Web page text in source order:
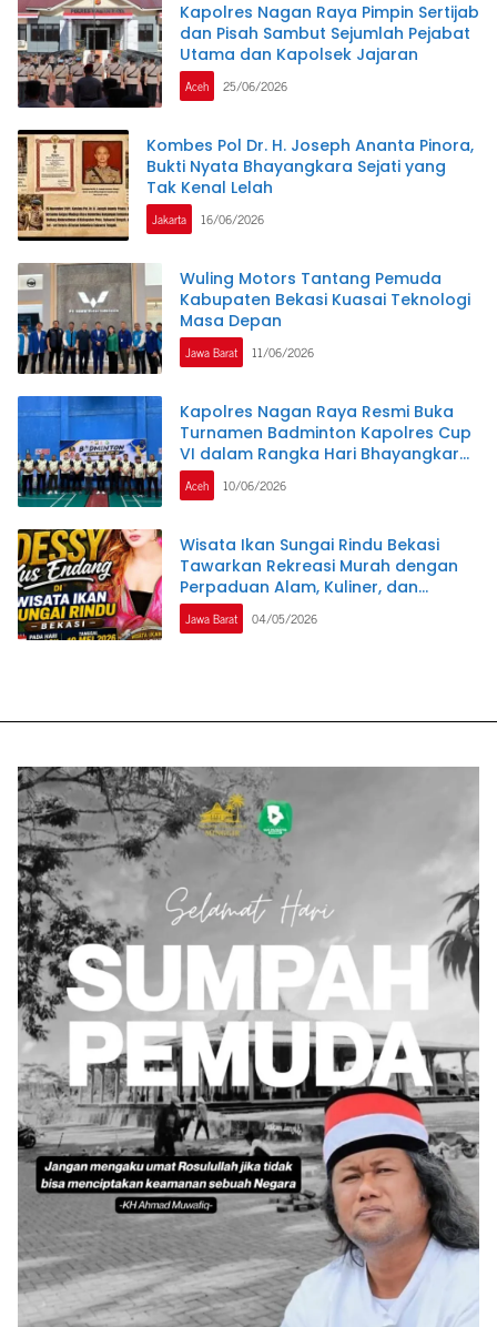
Kapolres Nagan Raya Pimpin Sertijab
dan Pisah Sambut Sejumlah Pejabat
Utama dan Kapolsek Jajaran
Aceh 25/06/2026
Kombes Pol Dr. H. Joseph Ananta Pinora,
Bukti Nyata Bhayangkara Sejati yang
Tak Kenal Lelah
Jakarta 16/06/2026
Wuling Motors Tantang Pemuda
Kabupaten Bekasi Kuasai Teknologi
Masa Depan
Jawa Barat 11/06/2026
Kapolres Nagan Raya Resmi Buka
Turnamen Badminton Kapolres Cup
VI dalam Rangka Hari Bhayangkara
ke-80
Aceh 10/06/2026
Wisata Ikan Sungai Rindu Bekasi
Tawarkan Rekreasi Murah dengan
Perpaduan Alam, Kuliner, dan
Hiburan Dangdut yang Menarik
Minat Pengunjung dari Berbagai
Jawa Barat 04/05/2026